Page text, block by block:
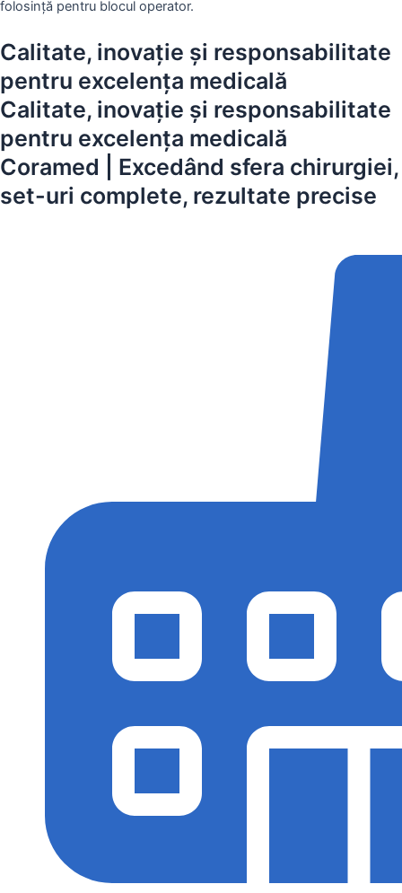
folosință pentru blocul operator.
Calitate, inovație și responsabilitate
pentru excelența medicală
Calitate, inovație și responsabilitate
pentru excelența medicală
Coramed | Excedând sfera chirurgiei,
set-uri complete, rezultate precise